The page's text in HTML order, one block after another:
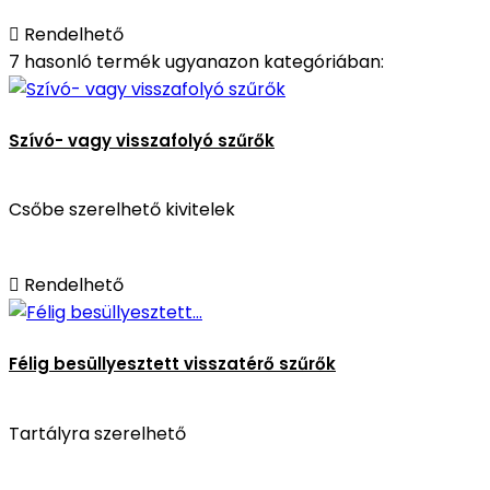
 Rendelhető
7 hasonló termék ugyanazon kategóriában:
Szívó- vagy visszafolyó szűrők
Csőbe szerelhető kivitelek
 Rendelhető
Félig besüllyesztett visszatérő szűrők
Tartályra szerelhető